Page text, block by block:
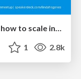
SEO Brein meetup: CTRL+C is not how to scale international SEO
1 2.8k